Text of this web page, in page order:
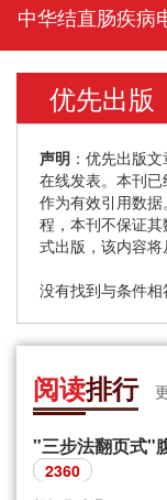
中华结直肠疾病
优先出版
声明 ：优先出版
在线发表。本刊
作为有效引用数
程，本刊不保证
式出版，该内容将
没有找到与条件相
阅读排行
"三步法翻页式"
2360